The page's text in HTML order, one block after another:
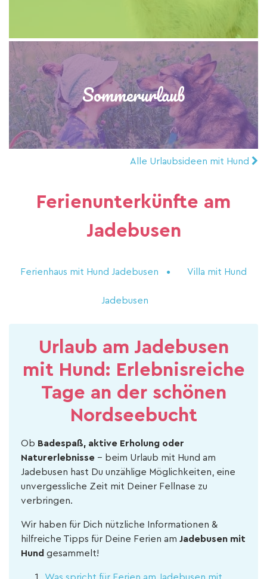
Sommerurlaub
Alle Urlaubsideen mit Hund
Ferienunterkünfte am
Jadebusen
Ferienhaus mit Hund Jadebusen Villa mit Hund
Jadebusen
Urlaub am Jadebusen
mit Hund: Erlebnisreiche
Tage an der schönen
Nordseebucht
Ob Badespaß, aktive Erholung oder
Naturerlebnisse – beim Urlaub mit Hund am
Jadebusen hast Du unzählige Möglichkeiten, eine
unvergessliche Zeit mit Deiner Fellnase zu
verbringen.
Wir haben für Dich nützliche Informationen &
hilfreiche Tipps für Deine Ferien am Jadebusen mit
Hund gesammelt!